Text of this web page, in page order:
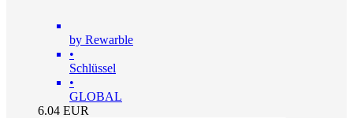
by Rewarble
•
Schlüssel
•
GLOBAL
6.04 EUR